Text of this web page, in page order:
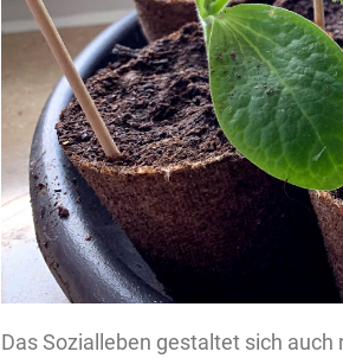
Das Sozialleben gestaltet sich